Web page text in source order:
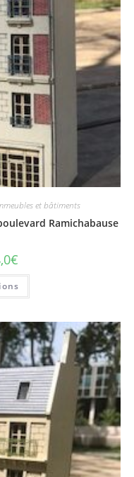
et bâtiments
Ramichabause
€